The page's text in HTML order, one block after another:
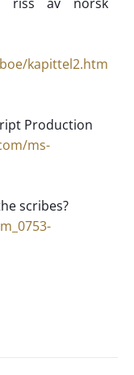
kapittel2.htm
Production
ms-
scribes?